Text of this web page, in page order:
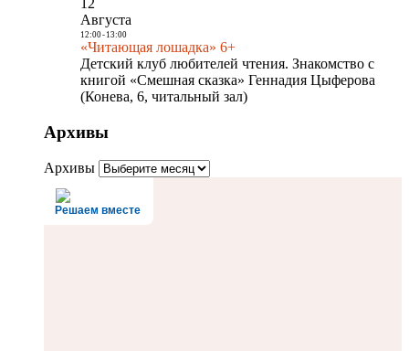
12
Августа
12:00- 13:00
«Читающая лошадка» 6+
Детский клуб любителей чтения. Знакомство с
книгой «Смешная сказка» Геннадия Цыферова
(Конева, 6, читальный зал)
Архивы
Архивы
Решаем вместе